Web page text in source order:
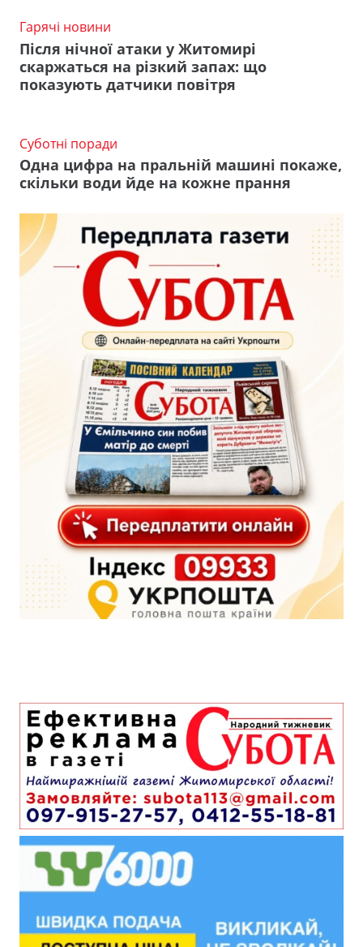
Гарячі новини
Після нічної атаки у Житомирі
скаржаться на різкий запах: що
показують датчики повітря
Суботні поради
Одна цифра на пральній машині покаже,
скільки води йде на кожне прання